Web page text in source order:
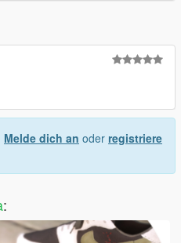
Melde dich an oder registriere
: